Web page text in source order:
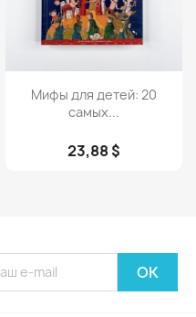
Просмотр
Мифы для детей: 20
самых...
23,88 $